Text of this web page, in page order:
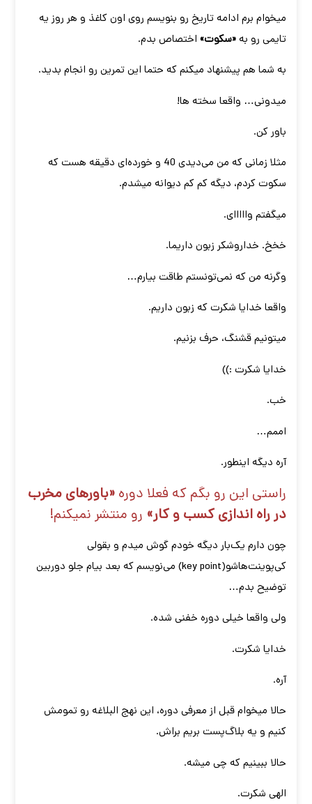
میخوام برم ادامه تاریخ رو بنویسم روی اون کاغذ و هر روز یه
تایمی رو به«سکوت» اختصاص بدم.
به شما هم پیشنهاد میکنم که حتما این تمرین رو انجام بدید.
میدونی… واقعا سخته ها!
باور کن.
مثلا زمانی که من می‌دیدی 40 و خورده‌ای دقیقه هست که
سکوت کردم، دیگه کم کم دیوانه میشدم.
میگفتم وااااای.
خخخ. خداروشکر زبون داریما.
وگرنه من که نمی‌تونستم طاقت بیارم…
واقعا خدایا شکرت که زبون داریم.
میتونیم قشنگ، حرف بزنیم.
خدایا شکرت :))
خب.
اممم…
آره دیگه اینطور.
راستی این رو بگم که فعلا دوره«باورهای مخرب
در راه اندازی کسب و کار» رو منتشر نمیکنم!
چون دارم یک‌بار دیگه خودم گوش میدم و بقولی
کی‌پوینت‌هاشو(key point) می‌نویسم که بعد بیام جلو دوربین
توضیح بدم…
ولی واقعا خیلی دوره خفنی شده.
خدایا شکرت.
آره.
حالا میخوام قبل از معرفی دوره، این نهج البلاغه رو تمومش
کنیم و یه بلاگ‌پست بریم براش.
حالا ببینیم که چی میشه.
الهی شکرت.